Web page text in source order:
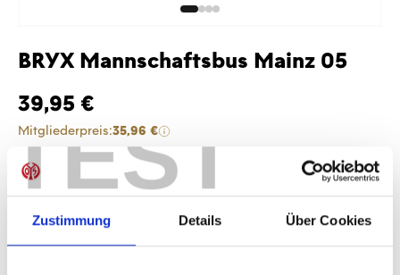
TEST
Zustimmung Details Über Cookies
BRYX Mannschaftsbus Mainz 05
39,95 €
Mitgliederpreis:35,96 €
Preise inkl. MwSt. zzgl. Versandkosten
Produkt Anzahl: Gib den gewünschten
Anzahl
Sofort verfügbar, Lieferzeit: 1-3 Tage